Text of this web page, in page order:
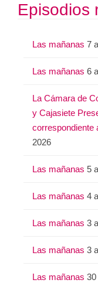
Episodios
Las mañanas 7
Las mañanas 6
La Cámara de
y Cajasiete
correspondiente
2026
Las mañanas 5
Las mañanas 4
Las mañanas 3
Las mañanas 3
Las mañanas 30